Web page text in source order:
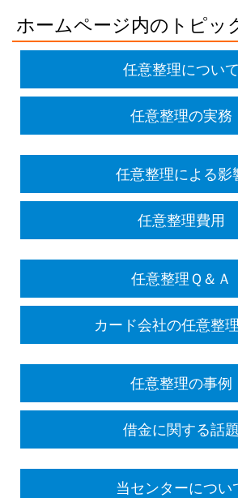
ホームページ内のトピッ
任意整理について
任意整理の実務
任意整理による影
任意整理費用
任意整理Ｑ＆Ａ
カード会社の任意整
任意整理の事例
借金に関する話題
当センターについ